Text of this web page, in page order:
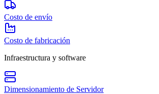
Costo de envío
Costo de fabricación
Infraestructura y software
Dimensionamiento de Servidor